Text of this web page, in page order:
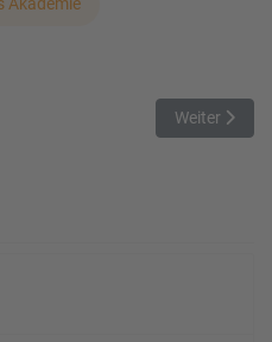
Ziellinie gewackelt Nächster
Weiter